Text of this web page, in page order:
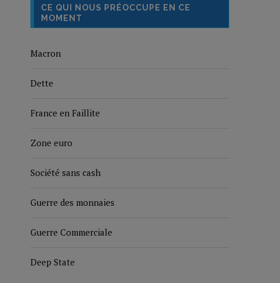
CE QUI NOUS PRÉOCCUPE EN CE
MOMENT
Macron
Dette
France en Faillite
Zone euro
Société sans cash
Guerre des monnaies
Guerre Commerciale
Deep State